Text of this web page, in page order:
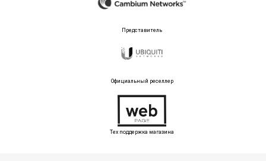
Представитель
Официальный реселлер
Тех поддержка магазина